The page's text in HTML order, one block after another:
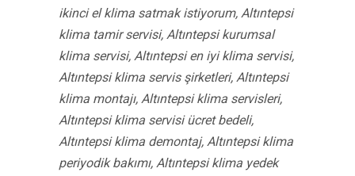
ikinci el klima satmak istiyorum, Altıntepsi
klima tamir servisi, Altıntepsi kurumsal
klima servisi, Altıntepsi en iyi klima servisi,
Altıntepsi klima servis şirketleri, Altıntepsi
klima montajı, Altıntepsi klima servisleri,
Altıntepsi klima servisi ücret bedeli,
Altıntepsi klima demontaj, Altıntepsi klima
periyodik bakımı, Altıntepsi klima yedek